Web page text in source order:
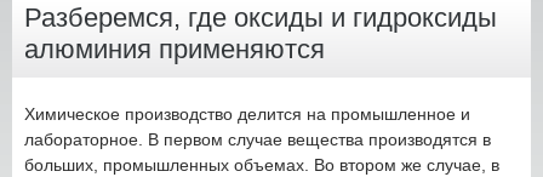
Разберемся, где оксиды и гидроксиды
алюминия применяются
Химическое производство делится на промышленное и
лабораторное. В первом случае вещества производятся в
больших, промышленных объемах. Во втором же случае, в